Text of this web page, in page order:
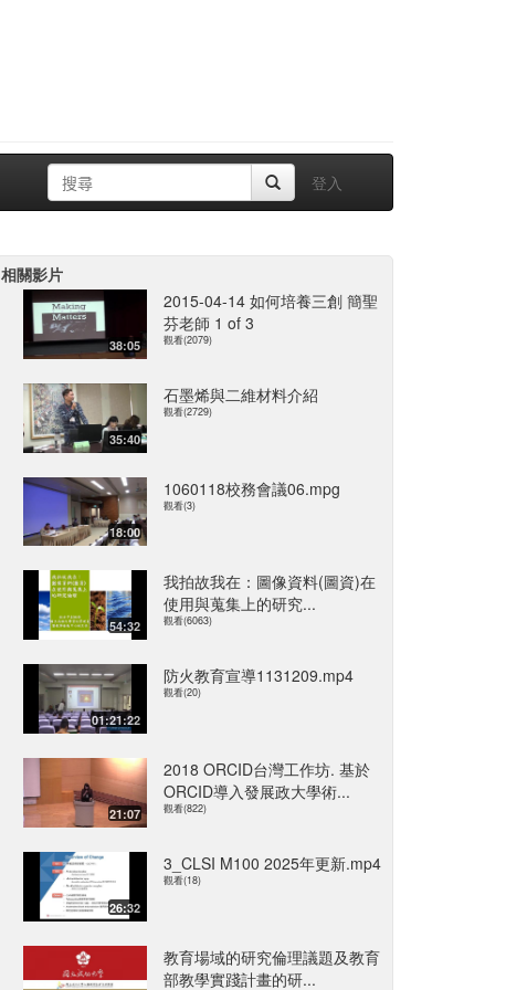
登入
相關影片
38:05
2015-04-14 如何培養三創 簡聖
芬老師 1 of 3
觀看(2079)
35:40
石墨烯與二維材料介紹
觀看(2729)
18:00
1060118校務會議06.mpg
觀看(3)
54:32
我拍故我在：圖像資料(圖資)在
使用與蒐集上 的研究...
觀看(6063)
01:21:22
防火教育宣導1131209.mp4
觀看(20)
21:07
2018 ORCID台灣工作坊. 基於
ORCID導入發展政大學術...
觀看(822)
26:32
3_CLSI M100 2025年更新.mp4
觀看(18)
教育場域的研究倫理議題及教育
部教學實踐計畫的研...